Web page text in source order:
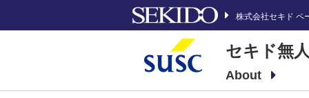
株式会社セキド ペ
セキド無
About